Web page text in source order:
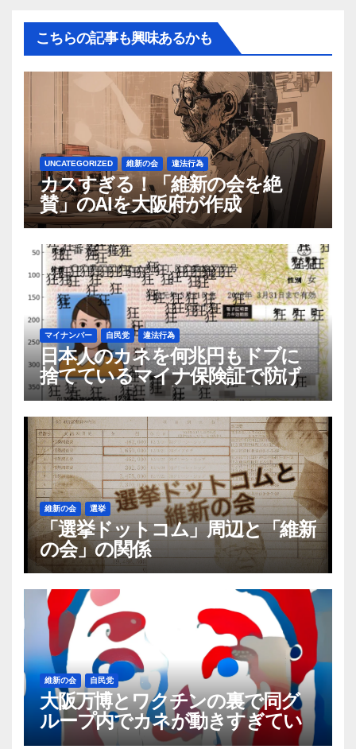
こちらの記事も興味あるかも
UNCATEGORIZED 維新の会 違法行為
カスすぎる！「維新の会を絶
賛」のAIを大阪府が作成
マイナンバー 自民党 違法行為
日本人のカネを何兆円もドブに
捨てているマイナ保険証で防げ
るらしい「保険証の不正利用」は
実際何件あるのか
維新の会 選挙
「選挙ドットコム」周辺と「維新
の会」の関係
維新の会 自民党
大阪万博とワクチンの裏で同グ
ループ内でカネが動きすぎてい
る